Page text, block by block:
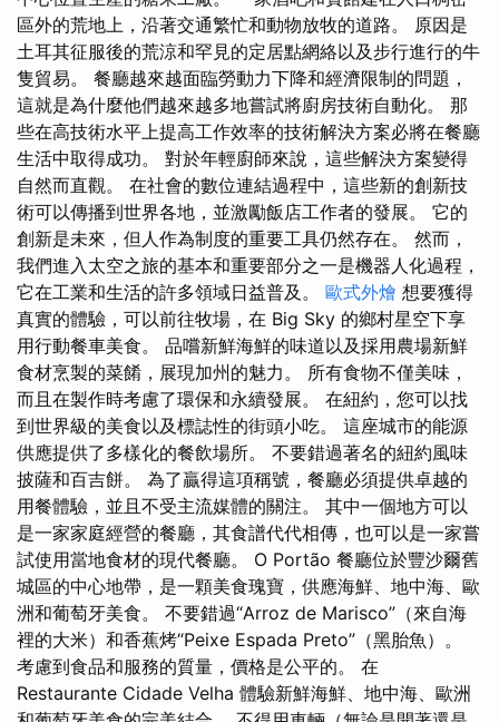
區外的荒地上，沿著交通繁忙和動物放牧的道路。 原因是
土耳其征服後的荒涼和罕見的定居點網絡以及步行進行的牛
隻貿易。 餐廳越來越面臨勞動力下降和經濟限制的問題，
這就是為什麼他們越來越多地嘗試將廚房技術自動化。 那
些在高技術水平上提高工作效率的技術解決方案必將在餐廳
生活中取得成功。 對於年輕廚師來說，這些解決方案變得
自然而直觀。 在社會的數位連結過程中，這些新的創新技
術可以傳播到世界各地，並激勵飯店工作者的發展。 它的
創新是未來，但人作為制度的重要工具仍然存在。 然而，
我們進入太空之旅的基本和重要部分之一是機器人化過程，
它在工業和生活的許多領域日益普及。 歐式外燴 想要獲得
真實的體驗，可以前往牧場，在 Big Sky 的鄉村星空下享
用行動餐車美食。 品嚐新鮮海鮮的味道以及採用農場新鮮
食材烹製的菜餚，展現加州的魅力。 所有食物不僅美味，
而且在製作時考慮了環保和永續發展。 在紐約，您可以找
到世界級的美食以及標誌性的街頭小吃。 這座城市的能源
供應提供了多樣化的餐飲場所。 不要錯過著名的紐約風味
披薩和百吉餅。 為了贏得這項稱號，餐廳必須提供卓越的
用餐體驗，並且不受主流媒體的關注。 其中一個地方可以
是一家家庭經營的餐廳，其食譜代代相傳，也可以是一家嘗
試使用當地食材的現代餐廳。 O Portão 餐廳位於豐沙爾舊
城區的中心地帶，是一顆美食瑰寶，供應海鮮、地中海、歐
洲和葡萄牙美食。 不要錯過“Arroz de Marisco”（來自海
裡的大米）和香蕉烤“Peixe Espada Preto”（黑胎魚）。
考慮到食品和服務的質量，價格是公平的。 在
Restaurante Cidade Velha 體驗新鮮海鮮、地中海、歐洲